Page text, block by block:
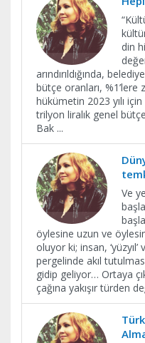
din
arındırıldığında,
bütçe oranları, %1’lere
hükümetin 2023 yılı
trilyon liralık genel
Bak ...
Ve
öylesine uzun ve
oluyor ki; insan, ‘yüzyıl’
pergelinde akıl
gidip geliyor… Ortaya
çağına yakışır türden